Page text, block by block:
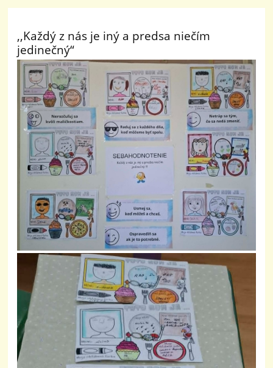
,,Každý z nás je iný a predsa niečím
jedinečný“